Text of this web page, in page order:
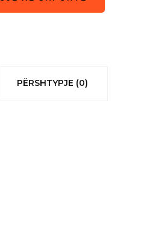
PËRSHTYPJE (0)